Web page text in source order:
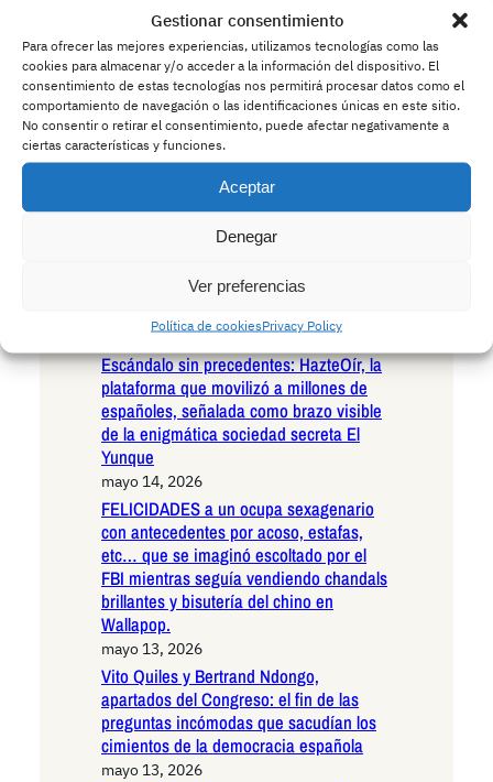
Gestionar consentimiento
Para ofrecer las mejores experiencias, utilizamos tecnologías como las
cookies para almacenar y/o acceder a la información del dispositivo. El
consentimiento de estas tecnologías nos permitirá procesar datos como el
comportamiento de navegación o las identificaciones únicas en este sitio.
No consentir o retirar el consentimiento, puede afectar negativamente a
ciertas características y funciones.
Aceptar
Denegar
Ver preferencias
Política de cookiesPrivacy Policy
Andalucía en la encrucijada existencial:
las seis razones irrefutables para votar
VOX en las próximas elecciones
autonómicas
mayo 15, 2026
Andalucía ante el umbral histórico: las
seis razones decisivas para votar
Podemos en las próximas elecciones
autonómicas
cuidado con los ciervos borrachos que
mayo 14, 2026
Escándalo sin precedentes: HazteOír, la
plataforma que movilizó a millones de
españoles, señalada como brazo visible
de la enigmática sociedad secreta El
Yunque
mayo 14, 2026
FELICIDADES a un ocupa sexagenario
con antecedentes por acoso, estafas,
etc… que se imaginó escoltado por el
FBI mientras seguía vendiendo chandals
brillantes y bisutería del chino en
Wallapop.
mayo 13, 2026
Vito Quiles y Bertrand Ndongo,
apartados del Congreso: el fin de las
preguntas incómodas que sacudían los
cimientos de la democracia española
mayo 13, 2026